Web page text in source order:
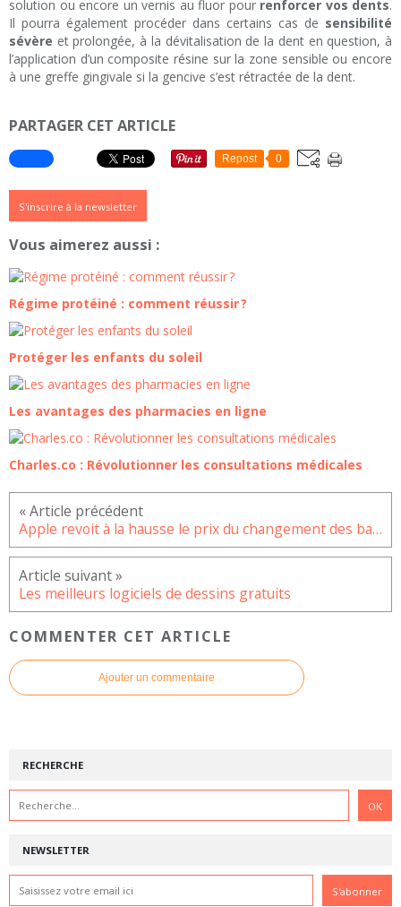
solution ou encore un vernis au fluor pour renforcer vos dents.
Il pourra également procéder dans certains cas de sensibilité
sévère et prolongée, à la dévitalisation de la dent en question, à
l’application d’un composite résine sur la zone sensible ou encore
à une greffe gingivale si la gencive s’est rétractée de la dent.
PARTAGER CET ARTICLE
Repost 0
S'inscrire à la newsletter
Vous aimerez aussi :
Régime protéiné : comment réussir ?
Protéger les enfants du soleil
Les avantages des pharmacies en ligne
Charles.co : Révolutionner les consultations médicales
Apple revoit à la hausse le prix du changement des batteries de ses appareils
Les meilleurs logiciels de dessins gratuits
COMMENTER CET ARTICLE
Ajouter un commentaire
NEWSLETTER
RECHERCHE